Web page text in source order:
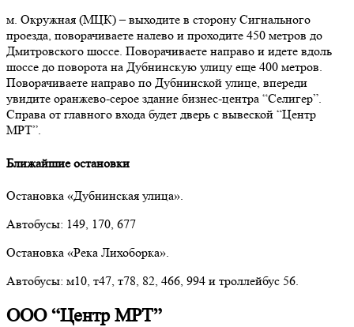
м. Окружная (МЦК)–выходите в сторону Сигнального
проезда, поворачиваете налево и проходите 450 метров до
Дмитровского шоссе. Поворачиваете направо и идете вдоль
шоссе до поворота на Дубнинскую улицу еще 400 метров.
Поворачиваете направо по Дубнинской улице, впереди
увидите оранжево-серое здание бизнес-центра “Селигер”.
Справа от главного входа будет дверь с вывеской “Центр
МРТ”.
Ближайшие остановки
Остановка «Дубнинская улица».
Автобусы: 149, 170, 677
Остановка «Река Лихоборка».
Автобусы: м10, т47, т78, 82, 466, 994 и троллейбус 56.
ООО “Центр МРТ”